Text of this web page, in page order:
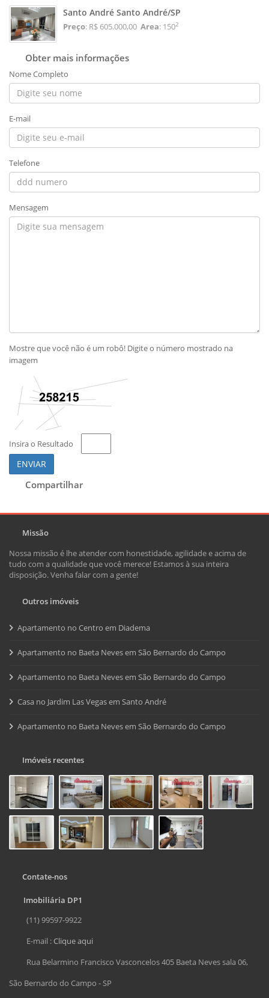
Santo André Santo André/SP
Preço: R$ 605.000,00 Area: 1502
Obter mais informações
Nome Completo
E-mail
Telefone
Mensagem
Mostre que você não é um robô! Digite o número mostrado na
imagem
Insira o Resultado
ENVIAR
Compartilhar
Missão
Nossa missão é lhe atender com honestidade, agilidade e acima de
tudo com a qualidade que você merece! Estamos à sua inteira
disposição. Venha falar com a gente!
Outros imóveis
Apartamento no Centro em Diadema
Apartamento no Baeta Neves em São Bernardo do Campo
Apartamento no Baeta Neves em São Bernardo do Campo
Casa no Jardim Las Vegas em Santo André
Apartamento no Baeta Neves em São Bernardo do Campo
Imóveis recentes
Contate-nos
Imobiliária DP1
(11) 99597-9922
E-mail :Clique aqui
Rua Belarmino Francisco Vasconcelos 405 Baeta Neves sala 06,
São Bernardo do Campo - SP